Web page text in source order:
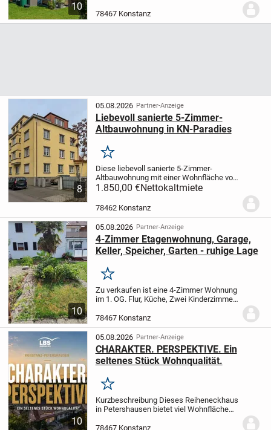
10
ruhiger und naturnaher Lage von
Konstanz-Wollmatingen. Das
78467 Konstanz
8
05.08.2026 Partner-Anzeige
Liebevoll sanierte 5-Zimmer-
Altbauwohnung in KN-Paradies
Merken
Diese liebevoll sanierte 5-Zimmer-
Altbauwohnung mit einer Wohnfläche von
ca. 115 m² befindet sich im 2.
Obergeschoss eines gepflegten
Mehrfamilienhauses mit vier
Wohneinheiten aus dem Baujahr...
1.850,00 €Nettokaltmiete
78462 Konstanz
10
05.08.2026 Partner-Anzeige
4-Zimmer Etagenwohnung, Garage,
Keller, Speicher, Garten - ruhige Lage
Merken
Zu verkaufen ist eine 4-Zimmer Wohnung
im 1. OG. Flur, Küche, Zwei Kinderzimmer
Schlafzimmer ca. 17 qm, Balkon ca. 10
qm. Kellerraum gefliest ca. 16 qm.
Speicher mit...
78467 Konstanz
10
05.08.2026 Partner-Anzeige
CHARAKTER. PERSPEKTIVE. Ein
seltenes Stück Wohnqualität.
Merken
Kurzbeschreibung Dieses Reiheneckhaus
in Petershausen bietet viel Wohnfläche
Terrasse und zwei Balkone schaffen
78467 Konstanz